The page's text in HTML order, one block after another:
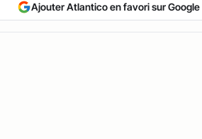
Ajouter Atlantico en favori sur Google